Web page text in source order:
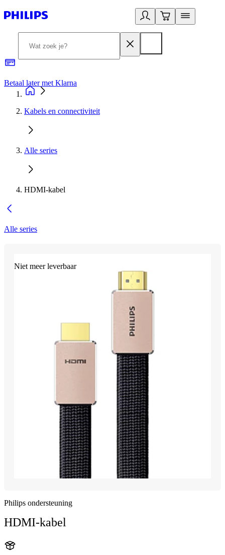
Betaal later met Klarna
Kabels en connectiviteit
Alle series
HDMI-kabel
Alle series
Niet meer leverbaar
Philips ondersteuning
HDMI-kabel